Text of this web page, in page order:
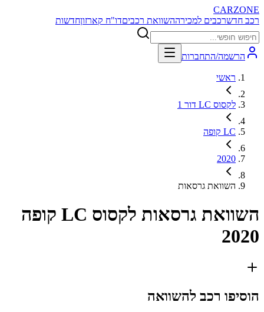
CARZONE
רכב חדשרכבים למכירההשוואת רכביםדו"ח קארזוןחדשות
הרשמה/התחברות
ראשי
לקסוס LC דור 1
LC קופה
2020
השוואת גרסאות
השוואת גרסאות
לקסוס LC קופה
2020
הוסיפו רכב להשוואה